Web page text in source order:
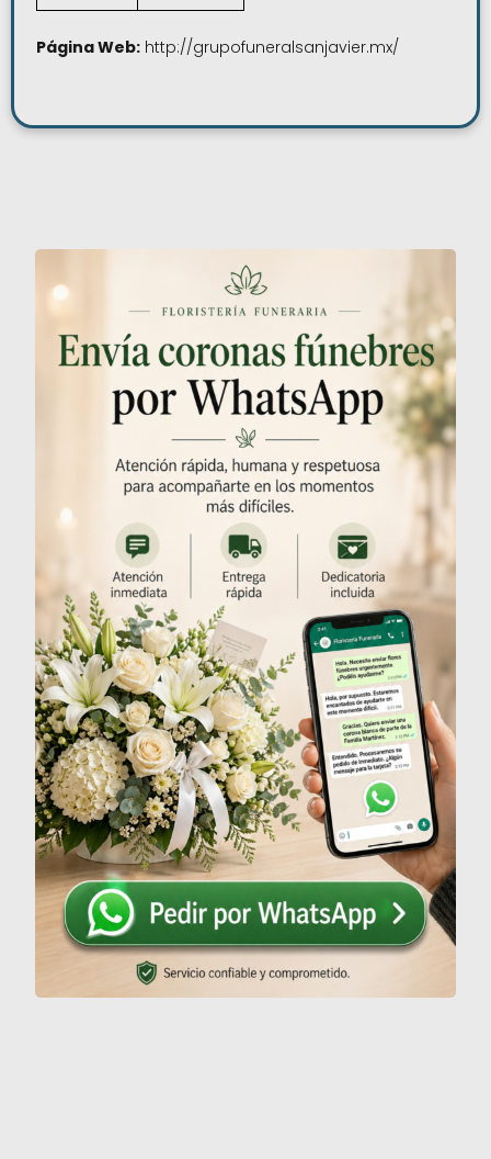
Página Web: http://grupofuneralsanjavier.mx/